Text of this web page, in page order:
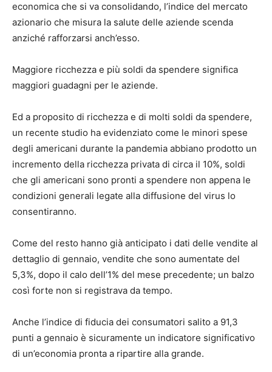
economica che si va consolidando, l’indice del mercato
azionario che misura la salute delle aziende scenda
anziché rafforzarsi anch’esso.
Maggiore ricchezza e più soldi da spendere significa
maggiori guadagni per le aziende.
Ed a proposito di ricchezza e di molti soldi da spendere,
un recente studio ha evidenziato come le minori spese
degli americani durante la pandemia abbiano prodotto un
incremento della ricchezza privata di circa il 10%, soldi
che gli americani sono pronti a spendere non appena le
condizioni generali legate alla diffusione del virus lo
consentiranno.
Come del resto hanno già anticipato i dati delle vendite al
dettaglio di gennaio, vendite che sono aumentate del
5,3%, dopo il calo dell’1% del mese precedente; un balzo
così forte non si registrava da tempo.
Anche l’indice di fiducia dei consumatori salito a 91,3
punti a gennaio è sicuramente un indicatore significativo
di un’economia pronta a ripartire alla grande.